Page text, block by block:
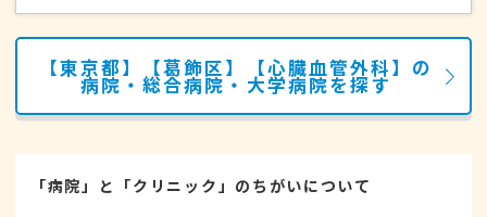
【東京都】【葛飾区】【心臓血管外科】の
病院・総合病院・大学病院を探す
「病院」と「クリニック」のちがいについて